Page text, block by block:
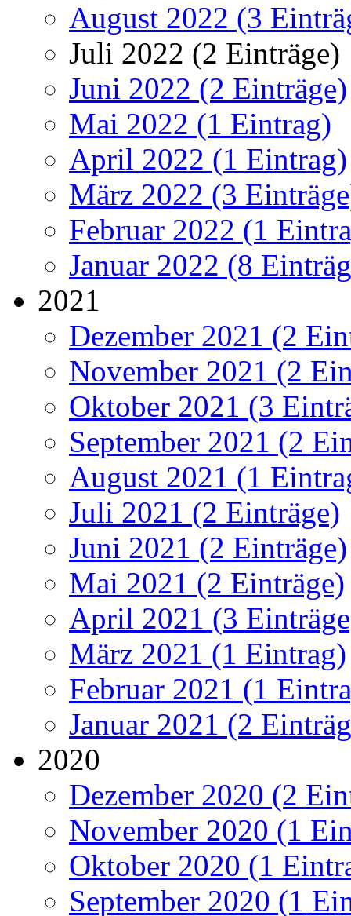
August 2022 (3
Juli 2022 (2 Einträge)
Juni 2022 (2 Einträge)
Mai 2022 (1 Eintrag)
April 2022 (1 Eintrag)
März 2022 (3
Februar 2022 (1
Januar 2022 (8
2021
Dezember 2021 (2
November 2021 (2
Oktober 2021 (3
September 2021 (2
August 2021 (1
Juli 2021 (2 Einträge)
Juni 2021 (2 Einträge)
Mai 2021 (2 Einträge)
April 2021 (3
März 2021 (1 Eintrag)
Februar 2021 (1
Januar 2021 (2
2020
Dezember 2020 (2
November 2020 (1
Oktober 2020 (1
September 2020 (1